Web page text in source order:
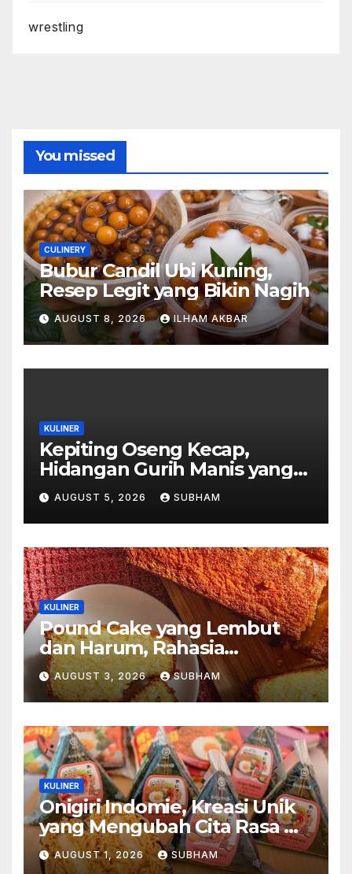
wrestling
You missed
CULINERY
Bubur Candil Ubi Kuning,
Resep Legit yang Bikin Nagih
AUGUST 8, 2026 ILHAM AKBAR
KULINER
Kepiting Oseng Kecap,
Hidangan Gurih Manis yang
Selalu Menggugah Selera di
Setiap Suapan
AUGUST 5, 2026 SUBHAM
KULINER
Pound Cake yang Lembut
dan Harum, Rahasia
Kelezatan Kue Klasik yang
Tak Pernah Kehilangan
Pesona
AUGUST 3, 2026 SUBHAM
KULINER
Onigiri Indomie, Kreasi Unik
yang Mengubah Cita Rasa Mi
Favorit Menjadi Sajian
Kekinian
AUGUST 1, 2026 SUBHAM